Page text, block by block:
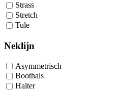
Strass
Stretch
Tule
Neklijn
Asymmetrisch
Boothals
Halter